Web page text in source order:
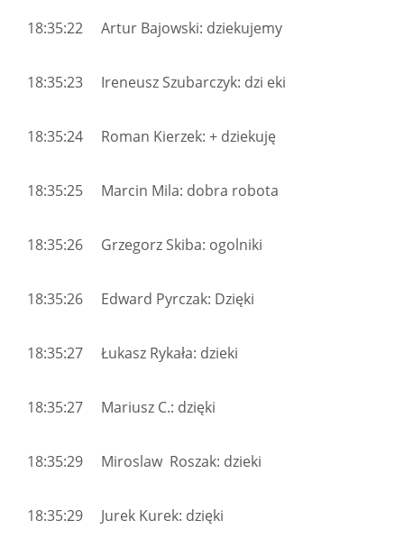
18:35:22 Artur Bajowski: dziekujemy
18:35:23 Ireneusz Szubarczyk: dzi eki
18:35:24 Roman Kierzek: + dziekuję
18:35:25 Marcin Mila: dobra robota
18:35:26 Grzegorz Skiba: ogolniki
18:35:26 Edward Pyrczak: Dzięki
18:35:27 Łukasz Rykała: dzieki
18:35:27 Mariusz C.: dzięki
18:35:29 Miroslaw Roszak: dzieki
18:35:29 Jurek Kurek: dzięki